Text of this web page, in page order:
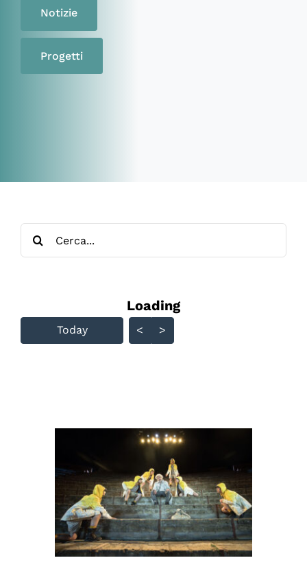
Notizie
Progetti
Skip Calendar
Loading - current view is
Loading
Today < >